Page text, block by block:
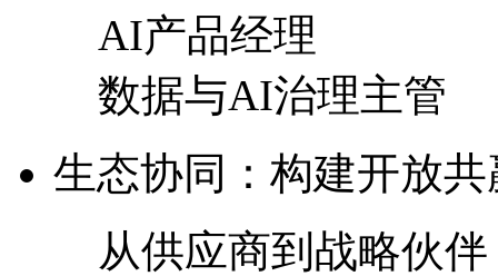
AI产品经理
数据与AI治理主管
生态协同：构建开放
从供应商到战略伙伴